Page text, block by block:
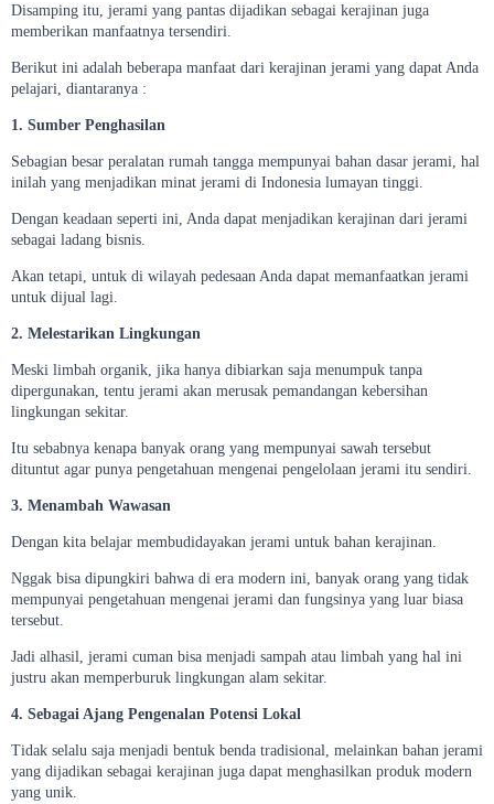
Disamping itu, jerami yang pantas dijadikan sebagai kerajinan juga
memberikan manfaatnya tersendiri.
Berikut ini adalah beberapa manfaat dari kerajinan jerami yang dapat Anda
pelajari, diantaranya :
1. Sumber Penghasilan
Sebagian besar peralatan rumah tangga mempunyai bahan dasar jerami, hal
inilah yang menjadikan minat jerami di Indonesia lumayan tinggi.
Dengan keadaan seperti ini, Anda dapat menjadikan kerajinan dari jerami
sebagai ladang bisnis.
Akan tetapi, untuk di wilayah pedesaan Anda dapat memanfaatkan jerami
untuk dijual lagi.
2. Melestarikan Lingkungan
Meski limbah organik, jika hanya dibiarkan saja menumpuk tanpa
dipergunakan, tentu jerami akan merusak pemandangan kebersihan
lingkungan sekitar.
Itu sebabnya kenapa banyak orang yang mempunyai sawah tersebut
dituntut agar punya pengetahuan mengenai pengelolaan jerami itu sendiri.
3. Menambah Wawasan
Dengan kita belajar membudidayakan jerami untuk bahan kerajinan.
Nggak bisa dipungkiri bahwa di era modern ini, banyak orang yang tidak
mempunyai pengetahuan mengenai jerami dan fungsinya yang luar biasa
tersebut.
Jadi alhasil, jerami cuman bisa menjadi sampah atau limbah yang hal ini
justru akan memperburuk lingkungan alam sekitar.
4. Sebagai Ajang Pengenalan Potensi Lokal
Tidak selalu saja menjadi bentuk benda tradisional, melainkan bahan jerami
yang dijadikan sebagai kerajinan juga dapat menghasilkan produk modern
yang unik.